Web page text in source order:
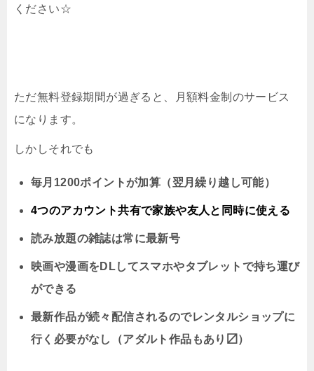
ください☆
ただ無料登録期間が過ぎると、月額料金制のサービス
になります。
しかしそれでも
毎月1200ポイントが加算（翌月繰り越し可能）
4つのアカウント共有で家族や友人と同時に使える
読み放題の雑誌は常に最新号
映画や漫画をDLしてスマホやタブレットで持ち運び
ができる
最新作品が続々配信されるのでレンタルショップに
行く必要がなし（アダルト作品もあり〼）